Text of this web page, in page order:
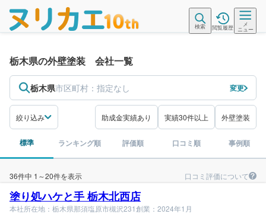
検索 閲覧履歴
メ
ニュー
栃木県の外壁塗装 会社一覧
栃木県市区町村： 指定なし 変更
絞り込み 助成金実績あり 実績30件以上 外壁塗装
標準 ランキング順 評価順 口コミ順 事例順
36件中 1～20件を表示 口コミ評価について
塗り処ハケと手 栃木北西店
本社所在地：栃木県那須塩原市槻沢231創業：2024年1月